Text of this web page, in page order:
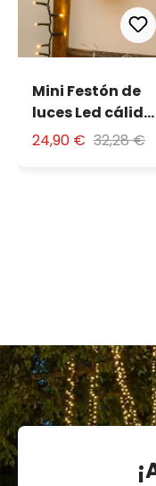
Mini Festón de
luces Led cálido
30m
24,90 € 32,28 €